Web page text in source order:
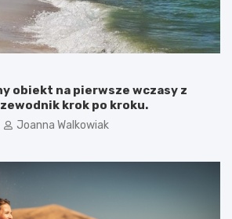
obiekt na pierwsze wczasy z
krok po kroku.
Joanna Walkowiak